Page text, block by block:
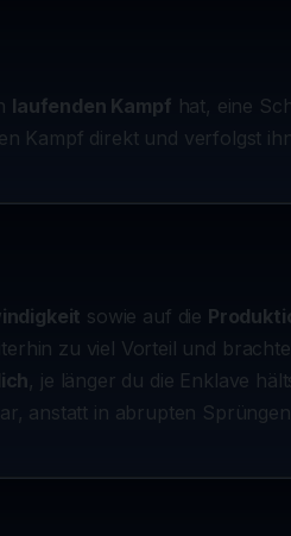
laufenden Kampf hat, eine
Kampf direkt und verfolgst
sowie auf die
zu viel Vorteil und
, je länger du die Enklave
anstatt in abrupten